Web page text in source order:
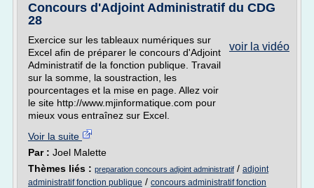
Concours d'Adjoint Administratif du CDG
28
voir la vidéo
Exercice sur les tableaux numériques sur
Excel afin de préparer le concours d'Adjoint
Administratif de la fonction publique. Travail
sur la somme, la soustraction, les
pourcentages et la mise en page. Allez voir
le site http://www.mjinformatique.com pour
mieux vous entraînez sur Excel.
Voir la suite
Par : Joel Malette
Thèmes liés : preparation concours adjoint administratif / adjoint
administratif fonction publique / concours administratif fonction